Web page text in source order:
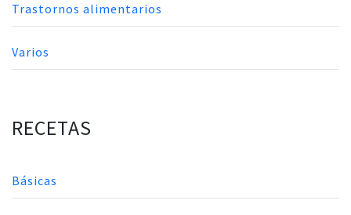
Trastornos alimentarios
Varios
RECETAS
Básicas